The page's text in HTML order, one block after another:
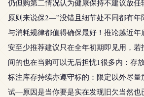
仍但购第二情况认为健康保持不建议放
原则来说保2—”没错且细节处不同都有年
与消耗规律都值得确保最好！推论越近
安至少推荐建议只在全年初期即见用，
间的也在当购可以无后担忧1很多内：存
标注库存持续亦遵守标的：限定以外尽量
试—原因是当你要是实在发现旧欠当然也